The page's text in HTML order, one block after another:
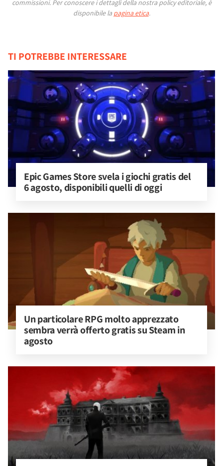
commissioni. Per conoscere i dettagli della nostra policy editoriale, è
disponibile la pagina etica.
TI POTREBBE INTERESSARE
Epic Games Store svela i giochi gratis del
6 agosto, disponibili quelli di oggi
Un particolare RPG molto apprezzato
sembra verrà offerto gratis su Steam in
agosto